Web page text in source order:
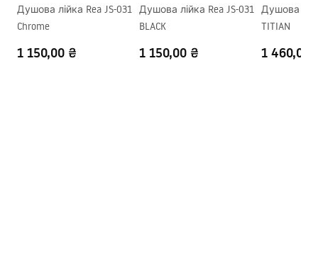
Душова лійка Rea JS-031
Chrome
1 150,00 ₴
Душова лійка Rea JS-031
BLACK
1 150,00 ₴
Душова
TITIAN
1 460,00